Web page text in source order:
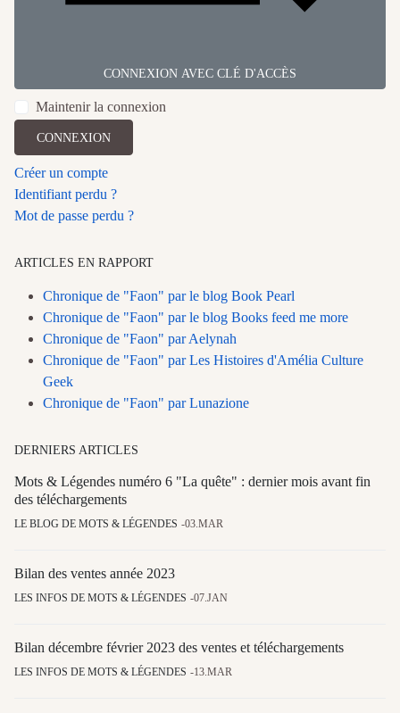
CONNEXION AVEC CLÉ D'ACCÈS
Maintenir la connexion
CONNEXION
Créer un compte
Identifiant perdu ?
Mot de passe perdu ?
ARTICLES EN RAPPORT
Chronique de "Faon" par le blog Book Pearl
Chronique de "Faon" par le blog Books feed me more
Chronique de "Faon" par Aelynah
Chronique de "Faon" par Les Histoires d'Amélia Culture
Geek
Chronique de "Faon" par Lunazione
DERNIERS ARTICLES
Mots & Légendes numéro 6 "La quête" : dernier mois avant fin
des téléchargements
LE BLOG DE MOTS & LÉGENDES 03.MAR
Bilan des ventes année 2023
LES INFOS DE MOTS & LÉGENDES 07.JAN
Bilan décembre février 2023 des ventes et téléchargements
LES INFOS DE MOTS & LÉGENDES 13.MAR